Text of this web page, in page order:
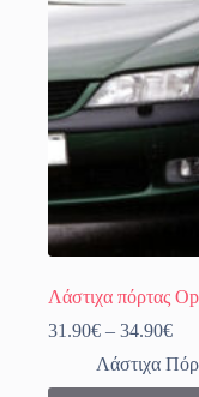
Λάστιχα πόρτας
31.90€ – 34.90€Price
Λάστιχα